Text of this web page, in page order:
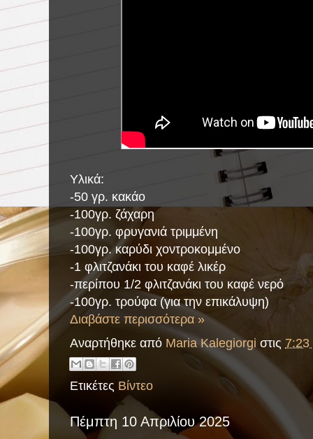
Υλικά:
-50 γρ. κακάο
-100γρ. ζάχαρη
-100γρ. φρυγανιά τριμμένη
-100γρ. καρύδι χοντροκομμένο
-1 φλιτζανάκι του καφέ λικέρ
-περίπου 1/2 φλιτζανάκι του καφέ νερό
-100γρ. τρούφα (για την επικάλυψη)
Διαβάστε περισσότερα »
Αναρτήθηκε από Maria Kalegiorgi στις 7:23
Ετικέτες Βίντεο
Πέμπτη 10 Απριλίου 2025